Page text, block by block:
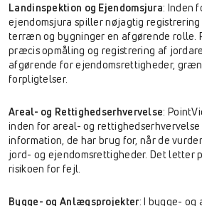
Landinspektion og Ejendomsjura: Inden
ejendomsjura spiller nøjagtig
terræn og bygninger en afgørende rolle.
præcis opmåling og registrering af
afgørende for ejendomsrettigheder,
forpligtelser.
Areal- og Rettighedserhvervelse:
inden for areal- og
information, de har brug for, når de
jord- og ejendomsrettigheder. Det letter
risikoen for fejl.
Bygge- og Anlægsprojekter: I bygge- og